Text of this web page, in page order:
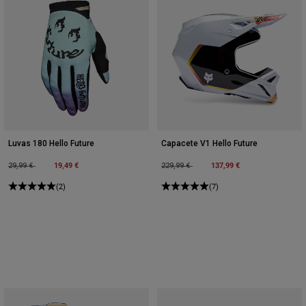
Luvas 180 Hello Future
Price reduced from
29,99 €to 19,49 €
(2)
Capacete V1 Hello Future
Price reduced from
229,99 €to 137,99 €
(7)